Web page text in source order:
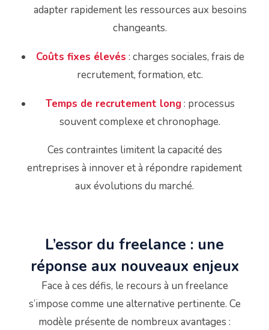
adapter rapidement les ressources aux besoins
changeants.
Coûts fixes élevés : charges sociales, frais de
recrutement, formation, etc.
Temps de recrutement long: processus
souvent complexe et chronophage.
Ces contraintes limitent la capacité des
entreprises à innover et à répondre rapidement
aux évolutions du marché.
L’essor du freelance : une
réponse aux nouveaux enjeux
Face à ces défis, le recours à un freelance
s’impose comme une alternative pertinente. Ce
modèle présente de nombreux avantages :